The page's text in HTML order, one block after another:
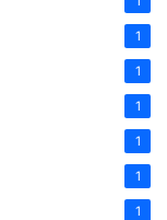
1
1
1
1
1
1